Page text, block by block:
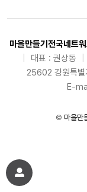
마을만들기전국네
대표 : 권상동
25602 강원특
E-
© 마을만